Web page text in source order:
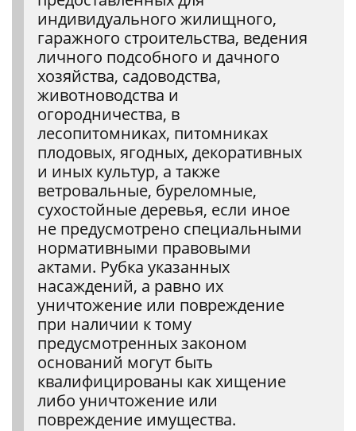
индивидуального жилищного,
гаражного строительства, ведения
личного подсобного и дачного
хозяйства, садоводства,
животноводства и
огородничества, в
лесопитомниках, питомниках
плодовых, ягодных, декоративных
и иных культур, а также
ветровальные, буреломные,
сухостойные деревья, если иное
не предусмотрено специальными
нормативными правовыми
актами. Рубка указанных
насаждений, а равно их
уничтожение или повреждение
при наличии к тому
предусмотренных законом
оснований могут быть
квалифицированы как хищение
либо уничтожение или
повреждение имущества.